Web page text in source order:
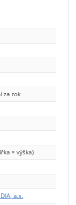
za rok
× výška)
a.s.